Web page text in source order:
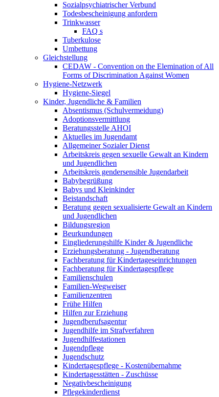
Sozialpsychiatrischer Verbund
Todesbescheinigung anfordern
Trinkwasser
FAQ s
Tuberkulose
Umbettung
Gleichstellung
CEDAW - Convention on the Elemination of All
Forms of Discrimination Against Women
Hygiene-Netzwerk
Hygiene-Siegel
Kinder, Jugendliche & Familien
Absentismus (Schulvermeidung)
Adoptionsvermittlung
Beratungsstelle AHOI
Aktuelles im Jugendamt
Allgemeiner Sozialer Dienst
Arbeitskreis gegen sexuelle Gewalt an Kindern
und Jugendlichen
Arbeitskreis gendersensible Jugendarbeit
Babybegrüßung
Babys und Kleinkinder
Beistandschaft
Beratung gegen sexualisierte Gewalt an Kindern
und Jugendlichen
Bildungsregion
Beurkundungen
Eingliederungshilfe Kinder & Jugendliche
Erziehungsberatung - Jugendberatung
Fachberatung für Kindertageseinrichtungen
Fachberatung für Kindertagespflege
Familienschulen
Familien-Wegweiser
Familienzentren
Frühe Hilfen
Hilfen zur Erziehung
Jugendberufsagentur
Jugendhilfe im Strafverfahren
Jugendhilfestationen
Jugendpflege
Jugendschutz
Kindertagespflege - Kostenübernahme
Kindertagesstätten - Zuschüsse
Negativbescheinigung
Pflegekinderdienst